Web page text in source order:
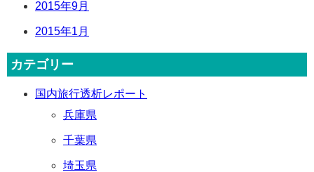
2015年9月
2015年1月
カテゴリー
国内旅行透析レポート
兵庫県
千葉県
埼玉県